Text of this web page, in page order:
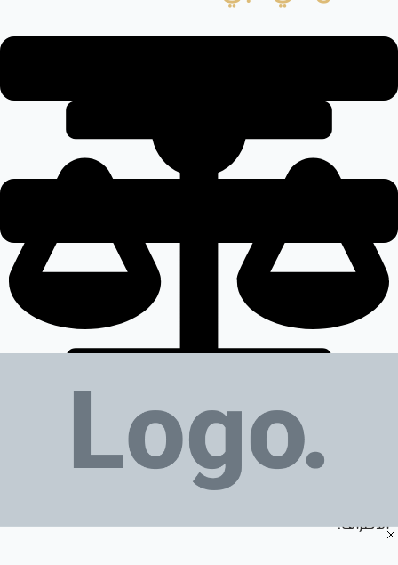
قضايا الأسرة والأحوال الشخصية
يساعد أدفوكيتور دبي الباحثين عن دعم قانوني في مسائل
الزواج، الطلاق، النفقة، الحضانة، الرؤية، إثبات النسب، والاتفاقات
الأطراف.